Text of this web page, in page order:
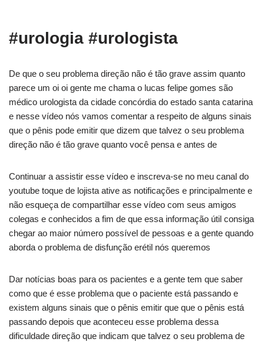
#urologia #urologista
De que o seu problema direção não é tão grave assim quanto
parece um oi oi gente me chama o lucas felipe gomes são
médico urologista da cidade concórdia do estado santa catarina
e nesse vídeo nós vamos comentar a respeito de alguns sinais
que o pênis pode emitir que dizem que talvez o seu problema
direção não é tão grave quanto você pensa e antes de
Continuar a assistir esse vídeo e inscreva-se no meu canal do
youtube toque de lojista ative as notificações e principalmente e
não esqueça de compartilhar esse vídeo com seus amigos
colegas e conhecidos a fim de que essa informação útil consiga
chegar ao maior número possível de pessoas e a gente quando
aborda o problema de disfunção erétil nós queremos
Dar notícias boas para os pacientes e a gente tem que saber
como que é esse problema que o paciente está passando e
existem alguns sinais que o pênis emitir que que o pênis está
passando depois que aconteceu esse problema dessa
dificuldade direção que indicam que talvez o seu problema de